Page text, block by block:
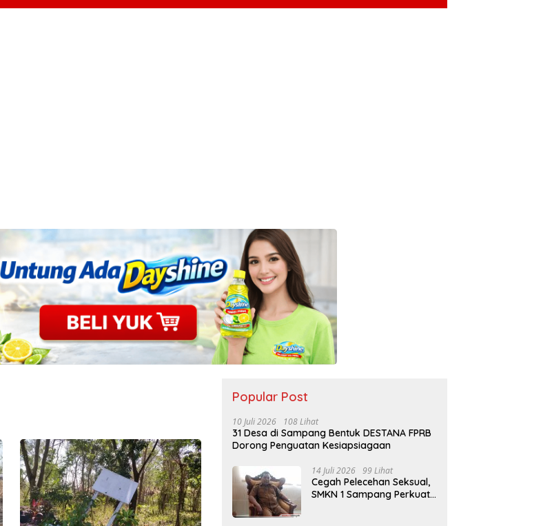
Popular Post
10 Juli 2026 108 Lihat
31 Desa di Sampang Bentuk DESTANA FPRB
Dorong Penguatan Kesiapsiagaan
14 Juli 2026 99 Lihat
Cegah Pelecehan Seksual,
SMKN 1 Sampang Perkuat